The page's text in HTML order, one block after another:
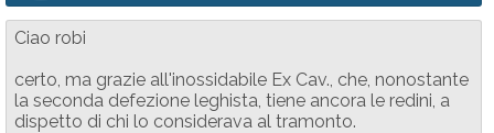
Ciao robi
certo, ma grazie all'inossidabile Ex Cav., che, nonostante
la seconda defezione leghista, tiene ancora le redini, a
dispetto di chi lo considerava al tramonto.